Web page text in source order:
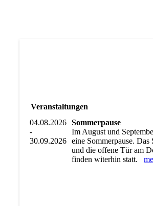
Veranstaltungen
04.08.2026
-
30.09.2026
Sommerpause
Im August und
eine Sommerpause. Das
und die offene Tür am
finden witerhin statt.